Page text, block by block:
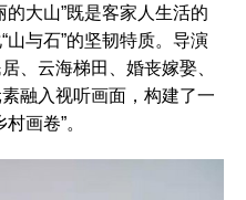
大山”既是客家人生活的
与石”的坚韧特质。导演
、云海梯田、婚丧嫁娶、
融入视听画面，构建了一
画卷”。